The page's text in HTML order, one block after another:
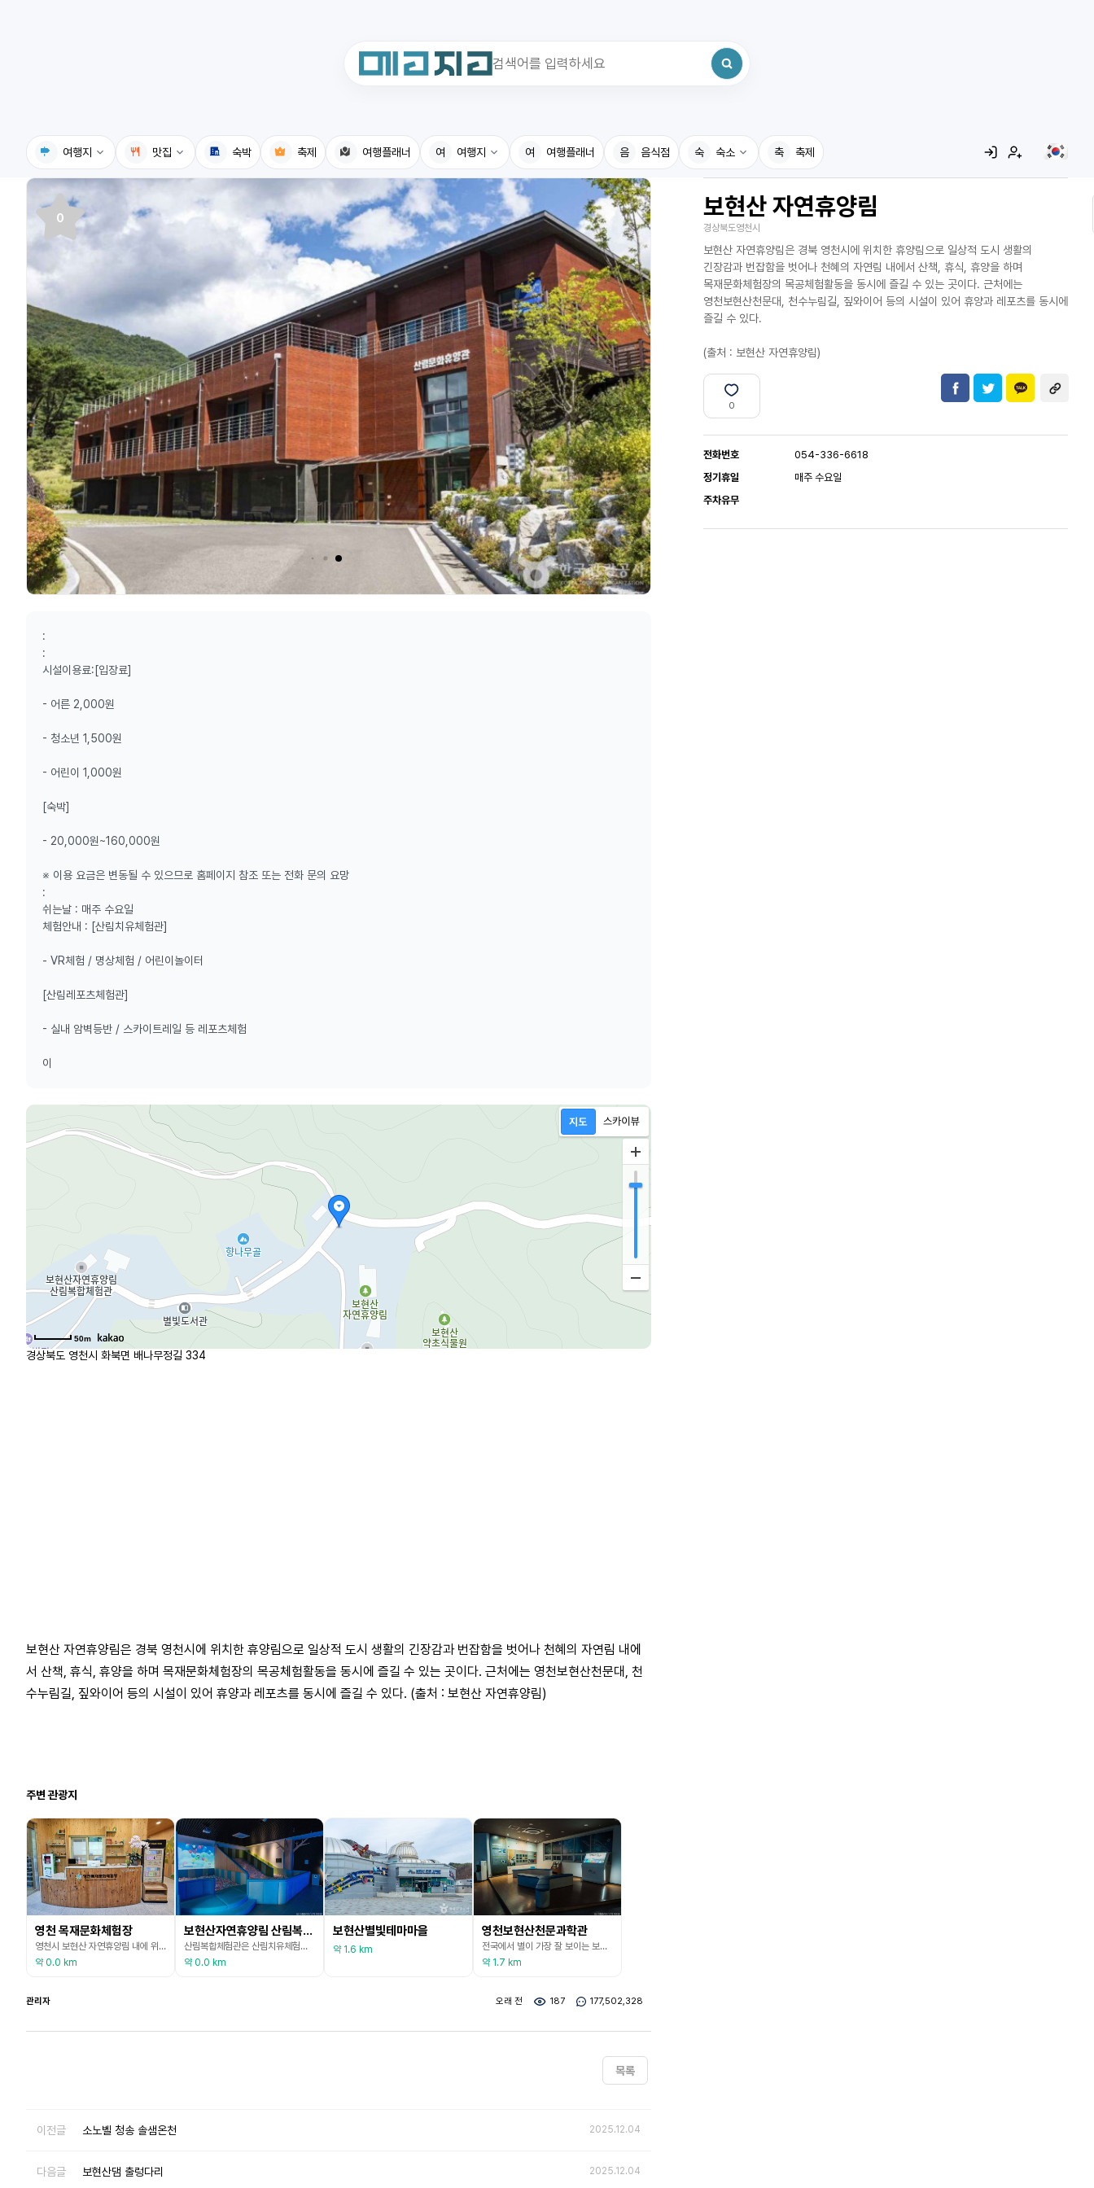
여행지
국내여행지
휴게소
맛집
국내맛집
고수의레시피
숙박 축제 여행플래너 여 여행지
국내여행지
휴게소
전기충전소
식물도감
여 여행플래너 음 음식점 숙 숙소
국내맛집
고수의레시피
음식용어사전
축 축제
최근 검색어가 없습니다.
보현산 자연휴양림
경상북도영천시
보현산 자연휴양림은 경북 영천시에 위치한 휴양림으로 일상적 도시 생활의
긴장감과 번잡함을 벗어나 천혜의 자연림 내에서 산책, 휴식, 휴양을 하며
목재문화체험장의 목공체험활동을 동시에 즐길 수 있는 곳이다. 근처에는
영천보현산천문대, 천수누림길, 짚와이어 등의 시설이 있어 휴양과 레포츠를 동시에
즐길 수 있다.
(출처 : 보현산 자연휴양림)
0
전화번호
054-336-6618
정기휴일
매주 수요일
주차유무
0
:
:
시설이용료:[입장료]
- 어른 2,000원
- 청소년 1,500원
- 어린이 1,000원
[숙박]
- 20,000원~160,000원
※ 이용 요금은 변동될 수 있으므로 홈페이지 참조 또는 전화 문의 요망
:
쉬는날 : 매주 수요일
체험안내 : [산림치유체험관]
- VR체험 / 명상체험 / 어린이놀이터
[산림레포츠체험관]
- 실내 암벽등반 / 스카이트레일 등 레포츠체험
이
50m
경상북도 영천시 화북면 배나무정길 334
보현산 자연휴양림은 경북 영천시에 위치한 휴양림으로 일상적 도시 생활의 긴장감과 번잡함을 벗어나 천혜의 자연림 내에
서 산책, 휴식, 휴양을 하며 목재문화체험장의 목공체험활동을 동시에 즐길 수 있는 곳이다. 근처에는 영천보현산천문대, 천
수누림길, 짚와이어 등의 시설이 있어 휴양과 레포츠를 동시에 즐길 수 있다. (출처 : 보현산 자연휴양림)
주변 관광지
영천 목재문화체험장
영천시 보현산 자연휴양림 내에 위치한 목재문화체험장은 단순한 산림휴양의 장소에서 벗어난 산림 생태 및 교육, 문화기능 등을 종합적으로 체험할 수 있는 산림문화 체험공간을 제공한다. 체험 프로그램이 다양하여 남녀노소 누구나 체험할 수 있으며 가족이 함께 친환경적인 목재를 이용하여 생활에 필요한 물건을 손쉽게 만들 수 있다. 유아 및 어린이는 나무망치를 이용하여 만들 수 있는 제품이 다양해 망치 체험도 가능하며 14세 이상은 채색도 가능하여 나만의 개성 있
약 0.0 km
보현산자연휴양림 산림복합체험관
산림복합체험관은 산림치유체험관과 산림레포츠체험관으로 구분된다. 산림치유체험관에서는 VR체험 및 명상치유체험을 할 수 있다. VR체험을 통해 롤러코스터, 바닷속탐험 등 생동감 넘치는 체험을 할 수 있다. 또한 차명상, 싱잉볼명상, 아로마테라피 등 요일별로 다양한 명상프로그램을 진행하고 있으며, 명상시간 동안에는 바쁜 일상 속에서 잠시 벗어나 오롯이 나에게 집중하는 시간을 가질 수 있다. 산림치유체험관 내 어린이놀이터는 미취학아동을 대상으로 예약 후 무료로
약 0.0 km
보현산별빛테마마을
약 1.6 km
영천보현산천문과학관
전국에서 별이 가장 잘 보이는 보현산 정상(1,124m)에는 우리나라 천문 연구의 산실로 동양 최대의 구경을 자랑하는 1.8m 광학망원경 등 첨단 천체관측시설을 보유한 연구시설인 한국천문연구원 보현산 천문대가 위치하고 있다. 천문과학 학습시설 및 체험 전시, 캠핑 공간 등을 조성하여 청소년들에게 우주천문과학에 대한 꿈과 학습 기회를 제공한다. 일반인에게 개방되는 시설로는 천문과학관과 전시체험실이 있다. 천체과학관은 전시장과 계절별 별자리 영상을 상영하는
약 1.7 km
관리자 오래 전 187 177,502,328
목록
이전글 소노벨 청송 솔샘온천 2025.12.04
다음글 보현산댐 출렁다리 2025.12.04